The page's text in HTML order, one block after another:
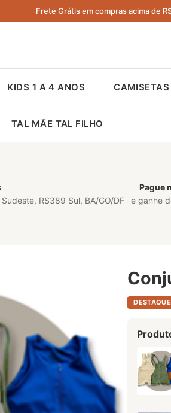
Frete Grátis em compras acima de
KIDS 1 A 4 ANOS CAMISETAS
TAL MÃE TAL FILHO
R$389 Sul, BA/GO/DF
Pague
e ganhe
DESTAQUE